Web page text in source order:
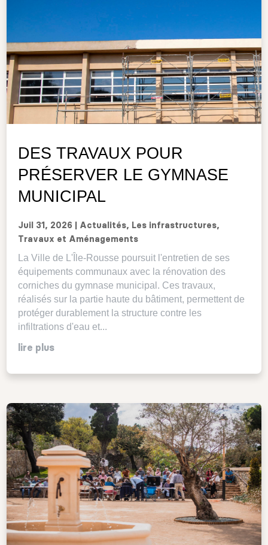
DES TRAVAUX POUR
PRÉSERVER LE GYMNASE
MUNICIPAL
Juil 31, 2026 Actualités, Les infrastructures,
Travaux et Aménagements
La Ville de L'Île-Rousse poursuit l'entretien de ses
équipements communaux avec la rénovation des
corniches du gymnase municipal. Ces travaux,
réalisés sur la partie haute du bâtiment, permettent de
protéger durablement la structure contre les
infiltrations d'eau et...
lire plus